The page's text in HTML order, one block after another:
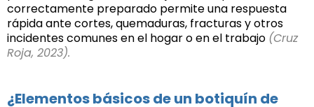
correctamente preparado permite una respuesta
rápida ante cortes, quemaduras, fracturas y otros
incidentes comunes en el hogar o en el trabajo (Cruz
Roja, 2023).
¿Elementos básicos de un botiquín de